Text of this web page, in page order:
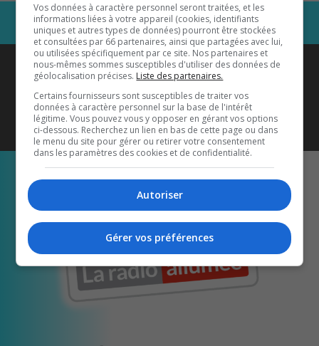
Coyote New Countryest diffusé
également sur1033 HD2
Écoutez-nous aussi sur…
Vos données à caractère personnel seront traitées, et les
informations liées à votre appareil (cookies, identifiants
uniques et autres types de données) pourront être stockées
et consultées par 66 partenaires, ainsi que partagées avec lui,
ou utilisées spécifiquement par ce site. Nos partenaires et
nous-mêmes sommes susceptibles d'utiliser des données de
géolocalisation précises. Liste des partenaires.
Certains fournisseurs sont susceptibles de traiter vos
données à caractère personnel sur la base de l'intérêt
légitime. Vous pouvez vous y opposer en gérant vos options
ci-dessous. Recherchez un lien en bas de cette page ou dans
le menu du site pour gérer ou retirer votre consentement
dans les paramètres des cookies et de confidentialité.
Autoriser
Gérer vos préférences